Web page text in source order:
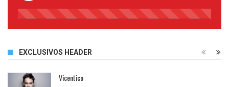
45%
EXCLUSIVOS HEADER
Vicentico